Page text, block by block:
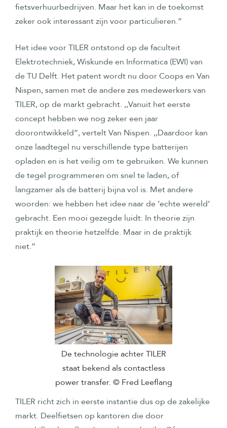
fietsverhuurbedrijven. Maar het kan in de toekomst
zeker ook interessant zijn voor particulieren.”
Het idee voor TILER ontstond op de faculteit
Elektrotechniek, Wiskunde en Informatica (EWI) van
de TU Delft. Het patent wordt nu door Coops en Van
Nispen, samen met de andere zes medewerkers van
TILER, op de markt gebracht. ,,Vanuit het eerste
concept hebben we nog zeker een jaar
doorontwikkeld”, vertelt Van Nispen. ,,Daardoor kan
onze laadtegel nu verschillende type batterijen
opladen en is het veilig om te gebruiken. We kunnen
de tegel programmeren om snel te laden, of
langzamer als de batterij bijna vol is. Met andere
woorden: we hebben het idee naar de ‘echte wereld’
gebracht. Een mooi gezegde luidt: In theorie zijn
praktijk en theorie hetzelfde. Maar in de praktijk
niet.”
De technologie achter TILER
staat bekend als contactless
power transfer. © Fred Leeflang
TILER richt zich in eerste instantie dus op de zakelijke
markt. Deelfietsen op kantoren die door